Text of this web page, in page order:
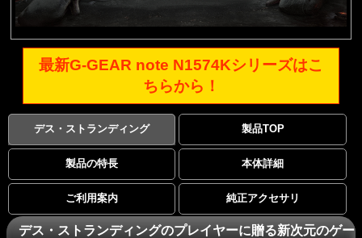
最新G-GEAR note N1574Kシリーズはこ
ちらから！
デス・ストランディング 製品TOP
製品の特長 本体詳細
ご利用案内 純正アクセサリ
デス・ストランディングのプレイヤーに贈る新次元のゲー